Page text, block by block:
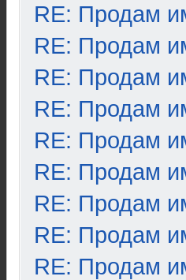
RE: Продам
RE: Продам
RE: Продам
RE: Продам
RE: Продам
RE: Продам
RE: Продам
RE: Продам
RE: Продам